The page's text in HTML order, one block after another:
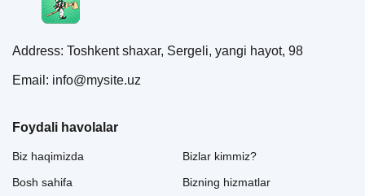
Address: Toshkent shaxar, Sergeli, yangi hayot, 98
Email: info@mysite.uz
Foydali havolalar
Biz haqimizda
Bosh sahifa
Bizlar kimmiz?
Bizning hizmatlar